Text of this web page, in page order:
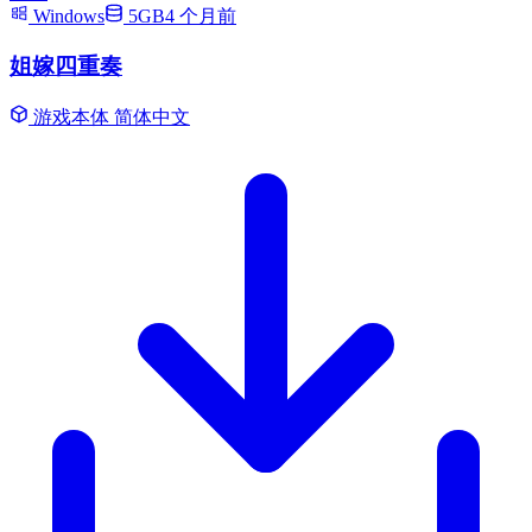
Windows
5GB4 个月前
姐嫁四重奏
游戏本体 简体中文